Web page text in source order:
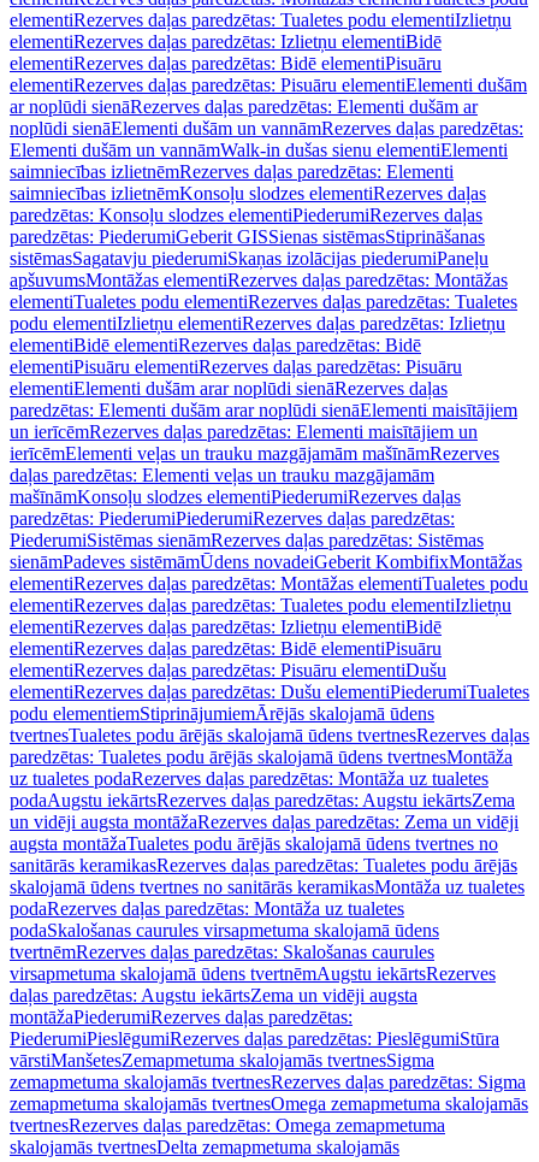
elementiRezerves daļas paredzētas: Tualetes podu elementiIzlietņu
elementiRezerves daļas paredzētas: Izlietņu elementiBidē
elementiRezerves daļas paredzētas: Bidē elementiPisuāru
elementiRezerves daļas paredzētas: Pisuāru elementiElementi dušām
ar noplūdi sienāRezerves daļas paredzētas: Elementi dušām ar
noplūdi sienāElementi dušām un vannāmRezerves daļas paredzētas:
Elementi dušām un vannāmWalk-in dušas sienu elementiElementi
saimniecības izlietnēmRezerves daļas paredzētas: Elementi
saimniecības izlietnēmKonsoļu slodzes elementiRezerves daļas
paredzētas: Konsoļu slodzes elementiPiederumiRezerves daļas
paredzētas: PiederumiGeberit GISSienas sistēmasStiprināšanas
sistēmasSagatavju piederumiSkaņas izolācijas piederumiPaneļu
apšuvumsMontāžas elementiRezerves daļas paredzētas: Montāžas
elementiTualetes podu elementiRezerves daļas paredzētas: Tualetes
podu elementiIzlietņu elementiRezerves daļas paredzētas: Izlietņu
elementiBidē elementiRezerves daļas paredzētas: Bidē
elementiPisuāru elementiRezerves daļas paredzētas: Pisuāru
elementiElementi dušām arar noplūdi sienāRezerves daļas
paredzētas: Elementi dušām arar noplūdi sienāElementi maisītājiem
un ierīcēmRezerves daļas paredzētas: Elementi maisītājiem un
ierīcēmElementi veļas un trauku mazgājamām mašīnāmRezerves
daļas paredzētas: Elementi veļas un trauku mazgājamām
mašīnāmKonsoļu slodzes elementiPiederumiRezerves daļas
paredzētas: PiederumiPiederumiRezerves daļas paredzētas:
PiederumiSistēmas sienāmRezerves daļas paredzētas: Sistēmas
sienāmPadeves sistēmāmŪdens novadeiGeberit KombifixMontāžas
elementiRezerves daļas paredzētas: Montāžas elementiTualetes podu
elementiRezerves daļas paredzētas: Tualetes podu elementiIzlietņu
elementiRezerves daļas paredzētas: Izlietņu elementiBidē
elementiRezerves daļas paredzētas: Bidē elementiPisuāru
elementiRezerves daļas paredzētas: Pisuāru elementiDušu
elementiRezerves daļas paredzētas: Dušu elementiPiederumiTualetes
podu elementiemStiprinājumiemĀrējās skalojamā ūdens
tvertnesTualetes podu ārējās skalojamā ūdens tvertnesRezerves daļas
paredzētas: Tualetes podu ārējās skalojamā ūdens tvertnesMontāža
uz tualetes podaRezerves daļas paredzētas: Montāža uz tualetes
podaAugstu iekārtsRezerves daļas paredzētas: Augstu iekārtsZema
un vidēji augsta montāžaRezerves daļas paredzētas: Zema un vidēji
augsta montāžaTualetes podu ārējās skalojamā ūdens tvertnes no
sanitārās keramikasRezerves daļas paredzētas: Tualetes podu ārējās
skalojamā ūdens tvertnes no sanitārās keramikasMontāža uz tualetes
podaRezerves daļas paredzētas: Montāža uz tualetes
podaSkalošanas caurules virsapmetuma skalojamā ūdens
tvertnēmRezerves daļas paredzētas: Skalošanas caurules
virsapmetuma skalojamā ūdens tvertnēmAugstu iekārtsRezerves
daļas paredzētas: Augstu iekārtsZema un vidēji augsta
montāžaPiederumiRezerves daļas paredzētas:
PiederumiPieslēgumiRezerves daļas paredzētas: PieslēgumiStūra
vārstiManšetesZemapmetuma skalojamās tvertnesSigma
zemapmetuma skalojamās tvertnesRezerves daļas paredzētas: Sigma
zemapmetuma skalojamās tvertnesOmega zemapmetuma skalojamās
tvertnesRezerves daļas paredzētas: Omega zemapmetuma
skalojamās tvertnesDelta zemapmetuma skalojamās